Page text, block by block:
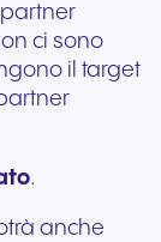
partner
ci sono
il target
.
anche